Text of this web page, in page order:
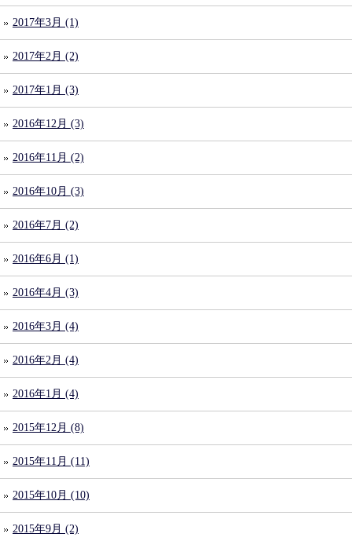
2017年3月 (1)
2017年2月 (2)
2017年1月 (3)
2016年12月 (3)
2016年11月 (2)
2016年10月 (3)
2016年7月 (2)
2016年6月 (1)
2016年4月 (3)
2016年3月 (4)
2016年2月 (4)
2016年1月 (4)
2015年12月 (8)
2015年11月 (11)
2015年10月 (10)
2015年9月 (2)